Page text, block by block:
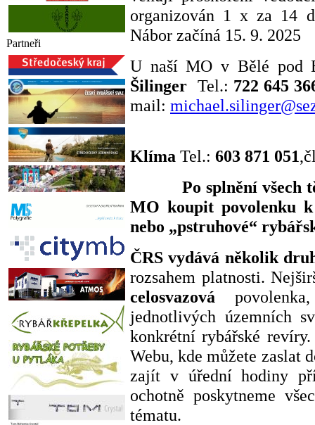
Partneři
organizován 1 x za 14
Nábor začíná 15. 9. 2025
U naší MO v Bělé pod
Šilinger Tel.: 722 645
mail:
Klíma Tel.: 603 871 051
Po splnění všech
MO koupit povolenku
nebo „pstruhové“
ČRS vydává několik
rozsahem platnosti.
celosvazová
jednotlivých územních
konkrétní rybářské
Webu, kde můžete zaslat
zajít v úřední hodiny
ochotně poskytneme
tématu.